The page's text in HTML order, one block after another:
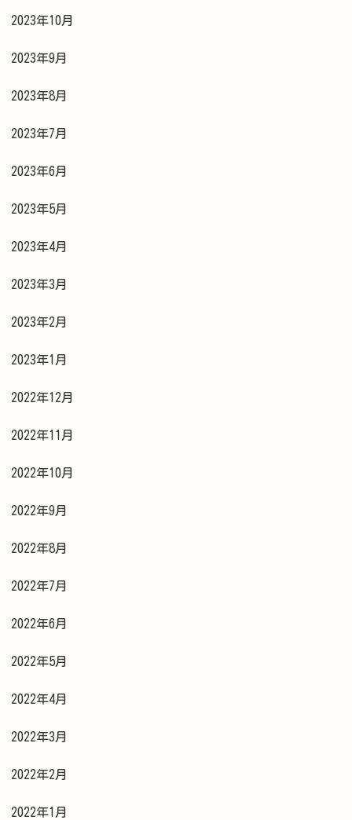
2023年10月
2023年9月
2023年8月
2023年7月
2023年6月
2023年5月
2023年4月
2023年3月
2023年2月
2023年1月
2022年12月
2022年11月
2022年10月
2022年9月
2022年8月
2022年7月
2022年6月
2022年5月
2022年4月
2022年3月
2022年2月
2022年1月